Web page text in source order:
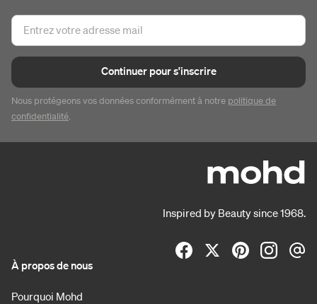
Continuer pour s'inscrire
Nous protégeons vos données conformément à notre politique de
confidentialité.
Inspired by Beauty since 1968.
À propos de nous
Pourquoi Mohd